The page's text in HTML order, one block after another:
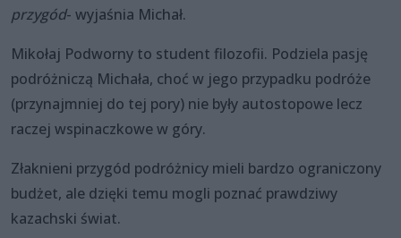
przygód- wyjaśnia Michał.
Mikołaj Podworny to student filozofii. Podziela pasję
podróżniczą Michała, choć w jego przypadku podróże
(przynajmniej do tej pory) nie były autostopowe lecz
raczej wspinaczkowe w góry.
Złaknieni przygód podróżnicy mieli bardzo ograniczony
budżet, ale dzięki temu mogli poznać prawdziwy
kazachski świat.